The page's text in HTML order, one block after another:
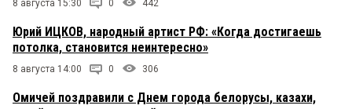
8 августа 15:30 0 442
Юрий ИЦКОВ, народный артист РФ: «Когда достигаешь
потолка, становится неинтересно»
8 августа 14:00 0 306
Омичей поздравили с Днем города белорусы, казахи,